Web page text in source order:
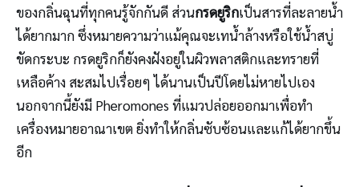
ของกลิ่นฉุนที่ทุกคนรู้จักกันดี ส่วนกรดยูริกเป็นสารที่ละลายน้ำ
ได้ยากมาก ซึ่งหมายความว่าแม้คุณจะเทน้ำล้างหรือใช้น้ำสบู่
ขัดกระบะ กรดยูริกก็ยังคงฝังอยู่ในผิวพลาสติกและทรายที่
เหลือค้าง สะสมไปเรื่อยๆ ได้นานเป็นปีโดยไม่หายไปเอง
นอกจากนี้ยังมี Pheromones ที่แมวปล่อยออกมาเพื่อทำ
เครื่องหมายอาณาเขต ยิ่งทำให้กลิ่นซับซ้อนและแก้ได้ยากขึ้น
อีก